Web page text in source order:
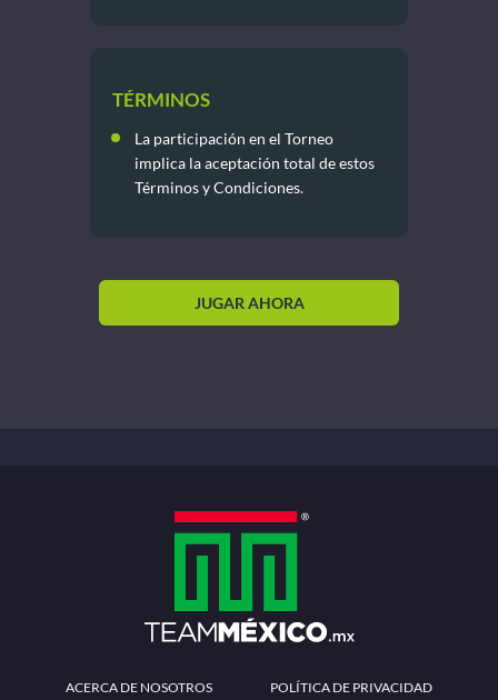
TÉRMINOS
La participación en el Torneo
implica la aceptación total de estos
Términos y Condiciones.
JUGAR AHORA
ACERCA DE NOSOTROS POLÍTICA DE PRIVACIDAD